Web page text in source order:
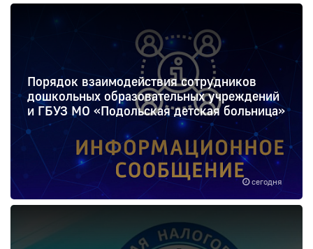
сегодня
Порядок взаимодействия сотрудников
дошкольных образовательных учреждений
и ГБУЗ МО «Подольская детская больница»